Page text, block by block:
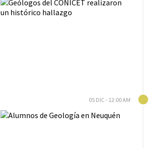
05 DIC - 12:00 AM